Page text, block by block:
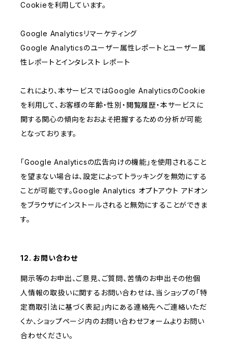
Cookieを利用しています。
Google Analyticsリマーケティング
Google Analyticsのユーザー属性レポートとユーザー属
性レポートとインタレスト レポート
これにより、本サービスではGoogle AnalyticsのCookie
を利用して、お客様の年齢・性別・閲覧履歴・本サービスに
関する関心の傾向をおおよそ把握するための分析が可能
となっております。
「Google Analyticsの広告向けの機能」を使用されること
を望まない場合は、設定によってトラッキングを無効にする
ことが可能です。Google Analytics オプトアウト アドオン
をブラウザにインストールされると無効にすることができま
す。
12. お問い合わせ
開示等のお申出、ご意見、ご質問、苦情のお申出その他個
人情報の取扱いに関するお問い合わせは、当ショップの「特
定商取引法に基づく表記」内にある連絡先へご連絡いただ
くか、ショップページ内のお問い合わせフォームよりお問い
合わせください。